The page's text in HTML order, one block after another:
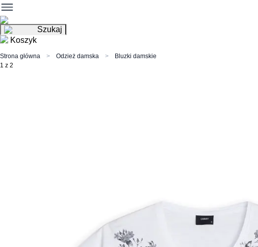
Szukaj
Koszyk
Strona główna Odzież damska
Bluzki damskie
1 z 2